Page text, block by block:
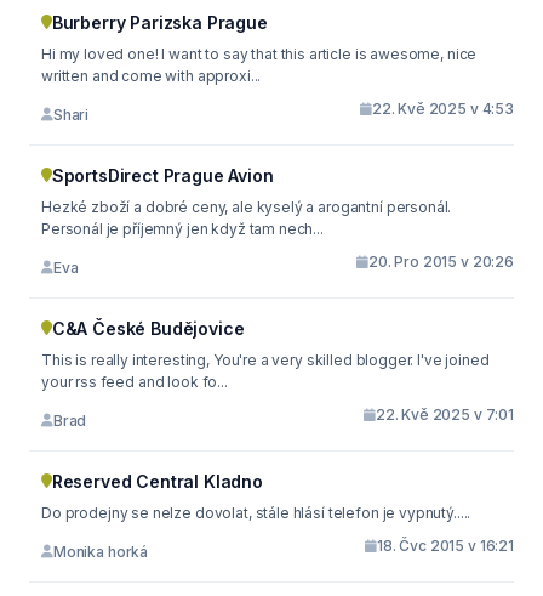
Burberry Parizska Prague
Hi my loved one! I want to say that this article is awesome, nice
written and come with approxi...
Shari 22. Kvě 2025 v 4:53
SportsDirect Prague Avion
Hezké zboží a dobré ceny, ale kyselý a arogantní personál.
Personál je příjemný jen když tam nech...
Eva 20. Pro 2015 v 20:26
C&A České Budějovice
This is really interesting, You're a very skilled blogger. I've joined
your rss feed and look fo...
Brad 22. Kvě 2025 v 7:01
Reserved Central Kladno
Do prodejny se nelze dovolat, stále hlásí telefon je vypnutý.....
Monika horká 18. Čvc 2015 v 16:21